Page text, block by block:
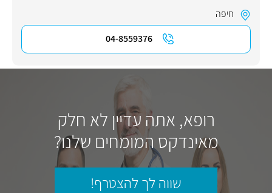
חיפה
04-8559376
רופא, אתה עדיין לא חלק
מאינדקס המומחים שלנו?
שווה לך להצטרף!